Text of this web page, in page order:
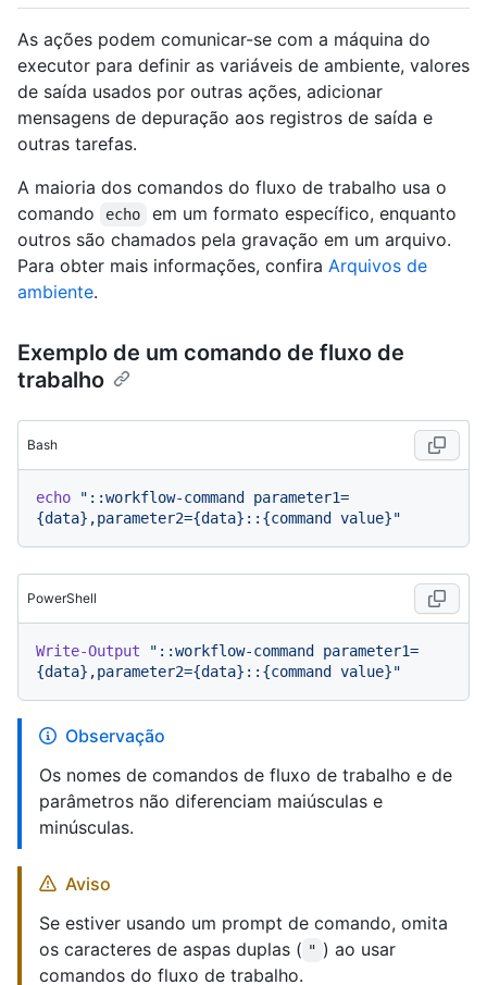
As ações podem comunicar-se com a máquina do
executor para definir as variáveis de ambiente, valores
de saída usados por outras ações, adicionar
mensagens de depuração aos registros de saída e
outras tarefas.
A maioria dos comandos do fluxo de trabalho usa o
comando
echo
em um formato específico, enquanto
outros são chamados pela gravação em um arquivo.
Para obter mais informações, confira Arquivos de
ambiente.
Exemplo de um comando de fluxo de
trabalho
Bash
echo
"::workflow-command parameter1=
{data},parameter2={data}::{command value}"
PowerShell
Write-Output
"::workflow-command parameter1=
{data},parameter2={data}::{command value}"
Observação
Os nomes de comandos de fluxo de trabalho e de
parâmetros não diferenciam maiúsculas e
minúsculas.
Aviso
Se estiver usando um prompt de comando, omita
os caracteres de aspas duplas ( " ) ao usar
comandos do fluxo de trabalho.